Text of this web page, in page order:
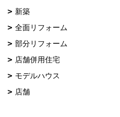
新築
全面リフォーム
部分リフォーム
店舗併用住宅
モデルハウス
店舗